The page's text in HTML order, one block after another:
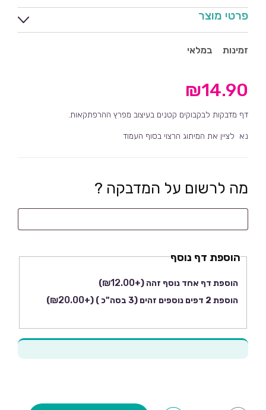
פרטי מוצר
זמינות במלאי
₪14.90
דף מדבקות לבקבוקים קטנים בעיצוב מפרץ ההרפתקאות.
נא לציין את המיתוג הרצוי בסוף העמוד
מה לרשום על המדבקה ?
לרשום
הוספת דף נוסף
הוספת דף אחד נוסף זהה (+
₪12.00
)
הוספת 2 דפים נוספים זהים (3 בסה"כ )
(+
₪20.00
)